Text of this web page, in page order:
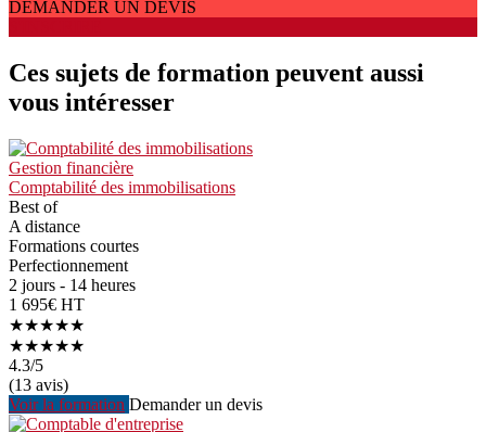
DEMANDER UN DEVIS
Ces sujets de formation peuvent aussi
vous intéresser
Gestion financière
Comptabilité des immobilisations
Best of
A distance
Formations courtes
Perfectionnement
2 jours - 14 heures
1 695€ HT
★★★★★
★★★★★
4.3/5
(13 avis)
Voir la formation Demander un devis